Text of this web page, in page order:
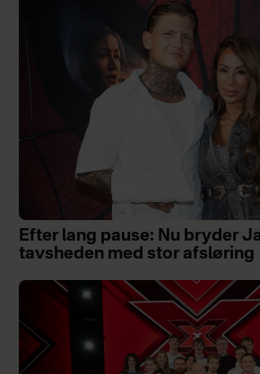
Efter lang pause: Nu bryder
tavsheden med stor afsløring